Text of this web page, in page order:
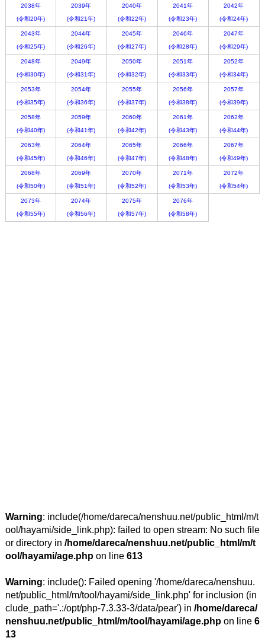
2038年
(令和20年)
2039年
(令和21年)
2040年
(令和22年)
2041年
(令和23年)
2042年
(令和24年)
2043年
(令和25年)
2044年
(令和26年)
2045年
(令和27年)
2046年
(令和28年)
2047年
(令和29年)
2048年
(令和30年)
2049年
(令和31年)
2050年
(令和32年)
2051年
(令和33年)
2052年
(令和34年)
2053年
(令和35年)
2054年
(令和36年)
2055年
(令和37年)
2056年
(令和38年)
2057年
(令和39年)
2058年
(令和40年)
2059年
(令和41年)
2060年
(令和42年)
2061年
(令和43年)
2062年
(令和44年)
2063年
(令和45年)
2064年
(令和46年)
2065年
(令和47年)
2066年
(令和48年)
2067年
(令和49年)
2068年
(令和50年)
2069年
(令和51年)
2070年
(令和52年)
2071年
(令和53年)
2072年
(令和54年)
2073年
(令和55年)
2074年
(令和56年)
2075年
(令和57年)
2076年
(令和58年)
Warning: include(/home/dareca/nenshuu.net/public_html/m/t
ool/hayami/side_link.php): failed to open stream: No such file
or directory in /home/dareca/nenshuu.net/public_html/m/t
ool/hayami/age.phpon line 613
Warning: include(): Failed opening '/home/dareca/nenshuu.
net/public_html/m/tool/hayami/side_link.php' for inclusion (in
clude_path='.:/opt/php-7.3.33-3/data/pear') in /home/dareca/
nenshuu.net/public_html/m/tool/hayami/age.phpon line 6
13